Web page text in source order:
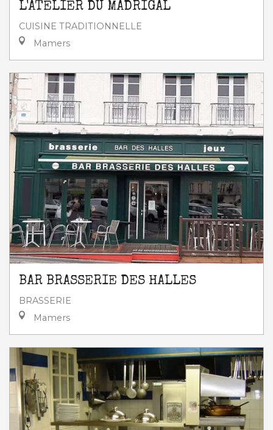
L'ATELIER DU MADRIGAL
CUISINE TRADITIONNELLE
Mamers
BAR BRASSERIE DES HALLES
BRASSERIE
Mamers